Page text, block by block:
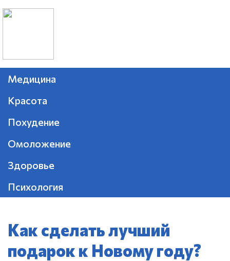
Медицина
Красота
Похудение
Омоложение
Здоровье
Психология
Как сделать лучший
подарок к Новому году?